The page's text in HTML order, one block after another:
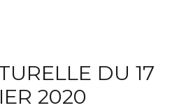
DU 17
2020